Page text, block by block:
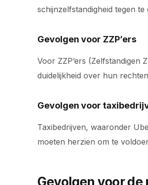
schijnzelfstandigheid tegen
Gevolgen voor ZZP’ers
Voor ZZP’ers (Zelfstandigen
duidelijkheid over hun
Gevolgen voor
Taxibedrijven, waaronder
moeten herzien om te
Gevolgen voor de